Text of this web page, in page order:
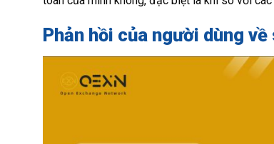
Phản hồi của người dùng về